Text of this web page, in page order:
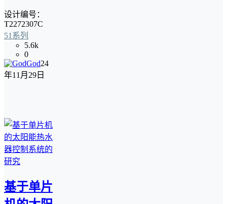
设计编号：
T2272307C
51系列
5.6k
0
God24
年11月29日
基于单片